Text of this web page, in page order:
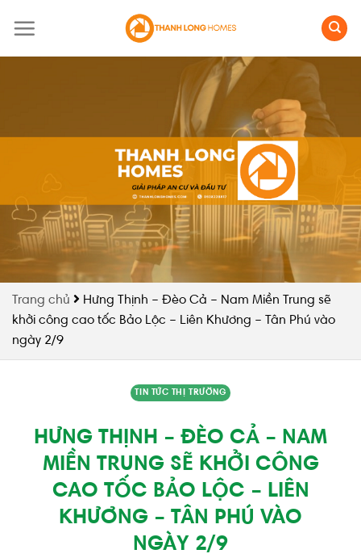
Trang chủ
Hưng Thịnh – Đèo Cả – Nam Miền Trung sẽ
khởi công cao tốc Bảo Lộc – Liên Khương – Tân Phú vào
ngày 2/9
TIN TỨC THỊ TRƯỜNG
HƯNG THỊNH – ĐÈO CẢ – NAM
MIỀN TRUNG SẼ KHỞI CÔNG
CAO TỐC BẢO LỘC – LIÊN
KHƯƠNG – TÂN PHÚ VÀO
NGÀY 2/9